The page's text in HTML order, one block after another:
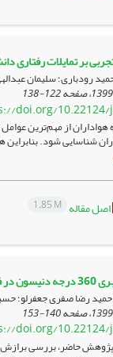
تجربی بر تمایلات رفتاری
رودباری؛ سلیمان
122-138
doi.org/10.22124/
از مهم‌ترین
شناسایی شود.
اصل مقاله 1.85 M
ورزشی
رضا صفری جعفرلو؛
140-153
doi.org/10.22124/